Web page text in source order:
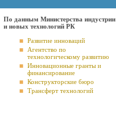
По данным Министерства индустрии
и новых технологий РК
Развитие инноваций
Агентство по
технологическому развитию
Инновационные гранты и
финансирование
Конструкторские бюро
Трансферт технологий